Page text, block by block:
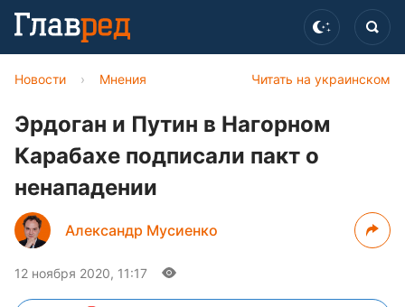
Читать на украинском
Новости › Мнения
Эрдоган и Путин в Нагорном
Карабахе подписали пакт о
ненападении
Александр Мусиенко
12 ноября 2020, 11:17